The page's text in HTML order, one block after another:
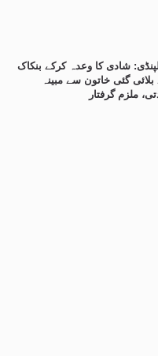
شادی کا وعدہ کرکے بنکاک
گئی خاتون سے مبینہ
ملزم گرفتار